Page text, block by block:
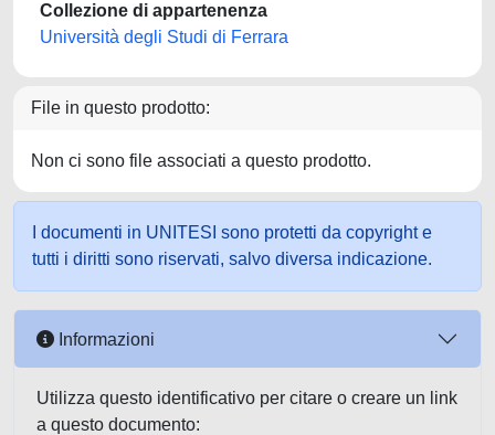
Collezione di appartenenza
Università degli Studi di Ferrara
File in questo prodotto:
Non ci sono file associati a questo prodotto.
I documenti in UNITESI sono protetti da copyright e
tutti i diritti sono riservati, salvo diversa indicazione.
Informazioni
Utilizza questo identificativo per citare o creare un link
a questo documento: